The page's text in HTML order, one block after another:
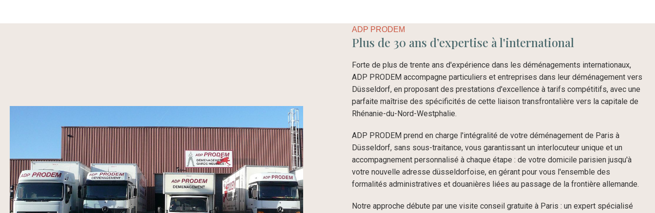
ADP PRODEM
Plus de 30 ans d’expertise à l'international
Forte de plus de trente ans d'expérience dans les déménagements internationaux,
ADP PRODEM accompagne particuliers et entreprises dans leur déménagement vers
Düsseldorf, en proposant des prestations d'excellence à tarifs compétitifs, avec une
parfaite maîtrise des spécificités de cette liaison transfrontalière vers la capitale de
Rhénanie-du-Nord-Westphalie.
ADP PRODEM prend en charge l'intégralité de votre déménagement de Paris à
Düsseldorf, sans sous-traitance, vous garantissant un interlocuteur unique et un
accompagnement personnalisé à chaque étape : de votre domicile parisien jusqu'à
votre nouvelle adresse düsseldorfoise, en gérant pour vous l'ensemble des
formalités administratives et douanières liées au passage de la frontière allemande.
Notre approche débute par une visite conseil gratuite à Paris : un expert spécialisé